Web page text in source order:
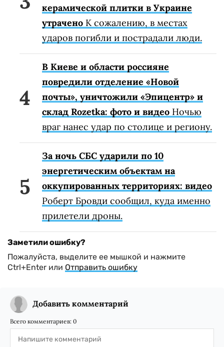
керамической плитки в Украине
утрачено К сожалению, в местах
ударов погибли и пострадали люди.
В Киеве и области россияне
повредили отделение «Новой
почты», уничтожили «Эпицентр» и
склад Rozetka: фото и видео Ночью
враг нанес удар по столице и региону.
За ночь СБС ударили по 10
энергетическим объектам на
оккупированных территориях: видео
Роберт Бровди сообщил, куда именно
прилетели дроны.
Заметили ошибку?
Пожалуйста, выделите ее мышкой и нажмите
Ctrl+Enter или Отправить ошибку
Добавить комментарий
Всего комментариев: 0